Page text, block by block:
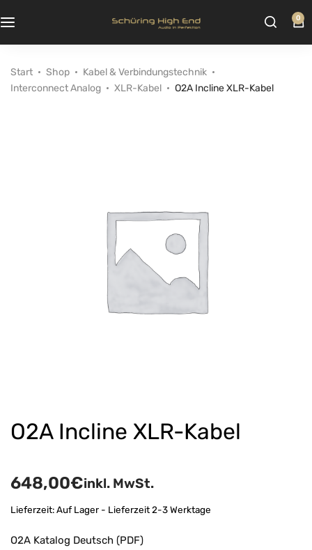
0
Start Shop
Kabel & Verbindungstechnik
Interconnect Analog
XLR-Kabel O2A Incline XLR-Kabel
O2A Incline XLR-Kabel
648,00€inkl. MwSt.
Lieferzeit:Auf Lager - Lieferzeit 2-3 Werktage
O2A Katalog Deutsch (PDF)